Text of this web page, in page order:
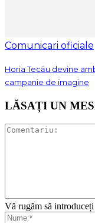
Comunicari oficiale
Horia Tecău devine
campanie de imagine
LĂSAȚI UN
Vă rugăm să